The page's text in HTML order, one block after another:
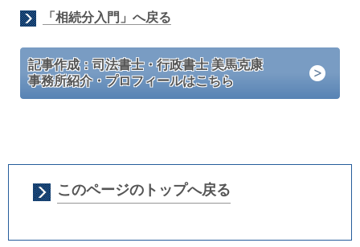
「相続分入門」へ戻る
記事作成：司法書士・行政書士 美馬克康
事務所紹介・プロフィールはこちら
このページのトップへ戻る